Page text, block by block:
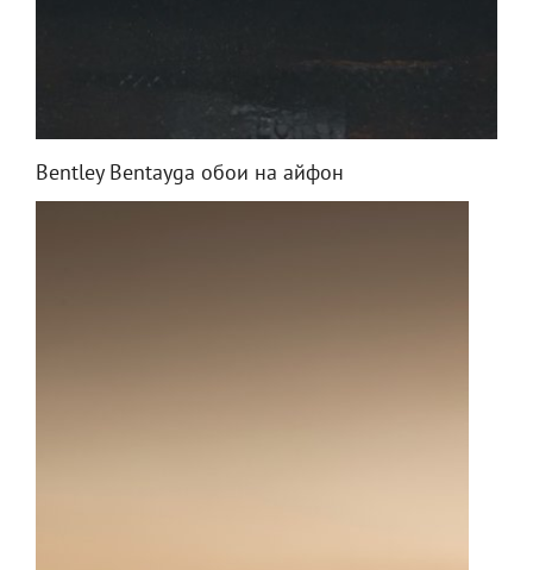
Bentley Bentayga обои на айфон